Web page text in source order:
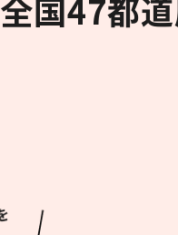
全国47都